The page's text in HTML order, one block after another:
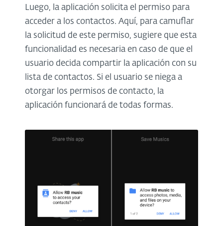
Luego, la aplicación solicita el permiso para
acceder a los contactos. Aquí, para camuflar
la solicitud de este permiso, sugiere que esta
funcionalidad es necesaria en caso de que el
usuario decida compartir la aplicación con su
lista de contactos. Si el usuario se niega a
otorgar los permisos de contacto, la
aplicación funcionará de todas formas.